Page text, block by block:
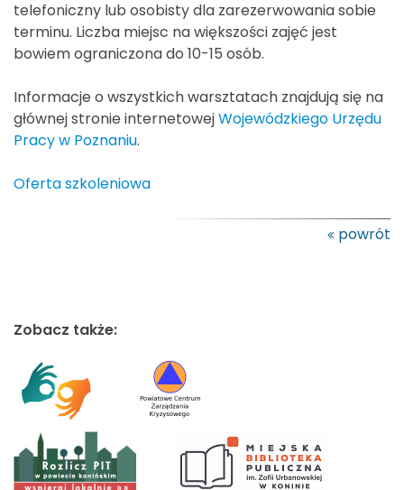
telefoniczny lub osobisty dla zarezerwowania sobie
terminu. Liczba miejsc na większości zajęć jest
bowiem ograniczona do 10-15 osób.
Informacje o wszystkich warsztatach znajdują się na
głównej stronie internetowejWojewódzkiego Urzędu
Pracy w Poznaniu.
Oferta szkoleniowa
powrót
Zobacz także: